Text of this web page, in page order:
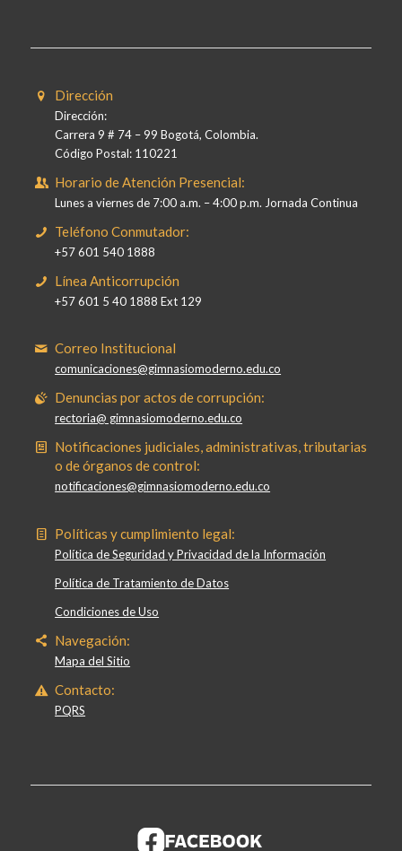
Dirección
Dirección:
Carrera 9 # 74 – 99 Bogotá, Colombia.
Código Postal: 110221
Horario de Atención Presencial:
Lunes a viernes de 7:00 a.m. – 4:00 p.m. Jornada Continua
Teléfono Conmutador:
+57 601 540 1888
Línea Anticorrupción
+57 601 5 40 1888 Ext 129
Correo Institucional
comunicaciones@gimnasiomoderno.edu.co
Denuncias por actos de corrupción:
rectoria@ gimnasiomoderno.edu.co
Notificaciones judiciales, administrativas, tributarias
o de órganos de control:
notificaciones@gimnasiomoderno.edu.co
Políticas y cumplimiento legal:
Política de Seguridad y Privacidad de la Información
Política de Tratamiento de Datos
Condiciones de Uso
Navegación:
Mapa del Sitio
Contacto:
PQRS